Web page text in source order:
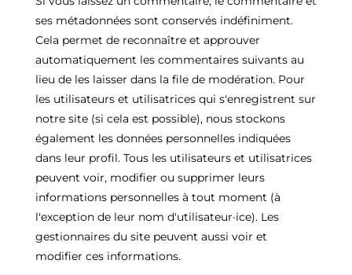
ses métadonnées sont conservés indéfiniment.
Cela permet de reconnaître et approuver
automatiquement les commentaires suivants au
lieu de les laisser dans la file de modération. Pour
les utilisateurs et utilisatrices qui s'enregistrent sur
notre site (si cela est possible), nous stockons
également les données personnelles indiquées
dans leur profil. Tous les utilisateurs et utilisatrices
peuvent voir, modifier ou supprimer leurs
informations personnelles à tout moment (à
l'exception de leur nom d'utilisateur·ice). Les
gestionnaires du site peuvent aussi voir et
modifier ces informations.